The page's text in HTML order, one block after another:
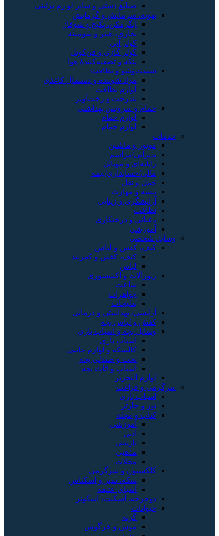
صنایع دستی و سایر لوازم تزئینی
تهویه، سرمایش و گرمایش
آبگرمکن، پکیج و شوفاژ
بخاری، هیتر و شومینه
کولر آبی
کولر گازی و فن‌کوئل
پنکه و تصفیه‌کنندهٔ هوا
شست‌وشو و نظافت
مواد شوینده و دستمال کاغذی
لوازم نظافت
بندرخت و رخت‌آویز
حمام و سرویس بهداشتی
لوازم حمام
لوازم حمام
خدمات
موتور و ماشین
پذیرایی/مراسم
رایانه‌ای و موبایل
مالی/حسابداری/بیمه
حمل و نقل
پیشه و مهارت
آرایشگری و زیبایی
نظافت
باغبانی و درختکاری
آموزشی
وسایل شخصی
کیف، کفش و لباس
کیف، کفش و کمربند
لباس
زیورآلات و اکسسوری
ساعت
جواهرات
بدلیجات
آرایشی، بهداشتی و درمانی
کفش و لباس بچه
وسایل بچه و اسباب بازی
اسباب بازی
کالسکه و لوازم جانبی
تخت و صندلی بچه
اسباب و اثاث بچه
لوازم التحریر
سرگرمی و فراغت
اسباب‌ بازی
تور و چارتر
کتاب و مجله
آموزشی
ادبی
تاریخی
مذهبی
مجلات
کلکسیون و سرگرمی
سکه، تمبر و اسکناس
اشیای عتیقه
دوچرخه، اسکیت، اسکوتر
حیوانات
گربه
موش و خرگوش